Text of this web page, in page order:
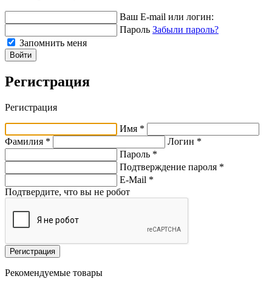
Ваш E-mail или логин:
Пароль Забыли пароль?
Запомнить меня
Войти
Регистрация
Регистрация
Имя *
Фамилия *
Логин *
Пароль *
Подтверждение пароля *
E-Mail *
Подтвердите, что вы не робот
Регистрация
Рекомендуемые товары